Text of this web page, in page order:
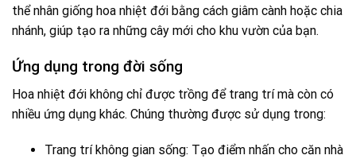
thể nhân giống hoa nhiệt đới bằng cách giâm cành hoặc chia
nhánh, giúp tạo ra những cây mới cho khu vườn của bạn.
Ứng dụng trong đời sống
Hoa nhiệt đới không chỉ được trồng để trang trí mà còn có
nhiều ứng dụng khác. Chúng thường được sử dụng trong:
Trang trí không gian sống: Tạo điểm nhấn cho căn nhà